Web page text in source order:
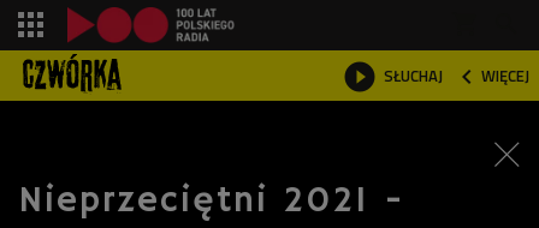
 SŁUCHAJ  WIĘCEJ

Nieprzeciętni 2021 -